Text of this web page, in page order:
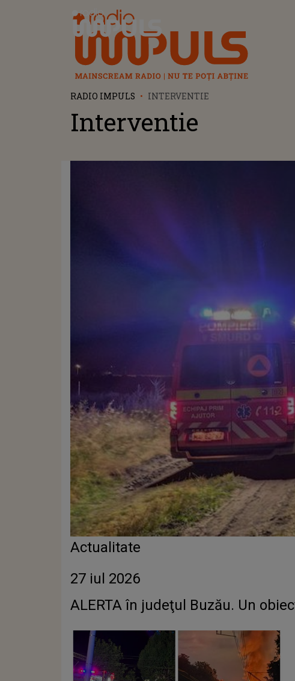
Radio Impuls
RADIO IMPULS INTERVENTIE
Interventie
Actualitate
27 iul 2026
ALERTA în judeţul Buzău.